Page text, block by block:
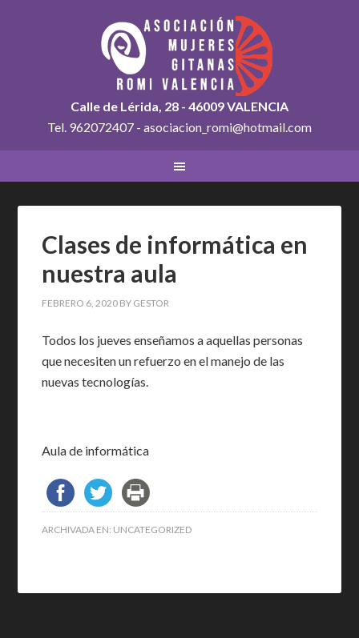
Calle de Lérida, 28 - 46009 VALENCIA
Tel. 962072407 - asociacion_romi@hotmail.com
Clases de informática en
nuestra aula
FEBRERO 6, 2020 BY GESTOR
Todos los jueves enseñamos a aquellas personas
que necesiten un refuerzo en el manejo de las
nuevas tecnologías.
Aula de informática
ARCHIVADA EN: UNCATEGORIZED